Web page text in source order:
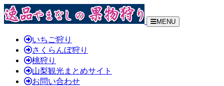
MENU
いちご狩り
さくらんぼ狩り
桃狩り
山梨観光まとめサイト
お問い合わせ